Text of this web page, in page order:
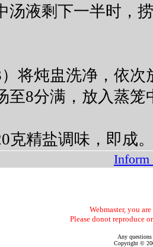
汤液剩下一半时，
）将炖盅洗净，依
至8分满，放入蒸笼
克精盐调味，即成
Inform
Webmaster, you
Please donot reproduce
Any
Copyright ©